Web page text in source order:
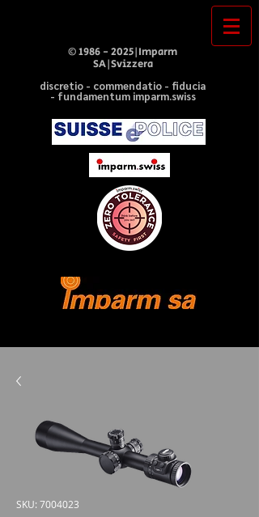
©1986 - 2025|Imparm
SA|Svizzera
discretio - commendatio - fiducia
- fundamentum imparm.swiss
SKU: 7004023